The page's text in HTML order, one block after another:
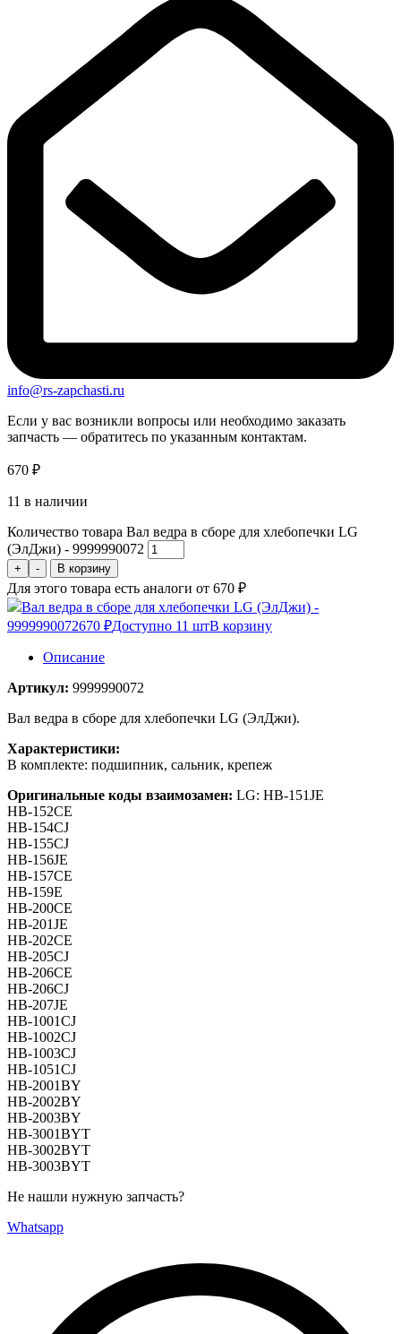
info@rs-zapchasti.ru
Если у вас возникли вопросы или необходимо заказать
запчасть — обратитесь по указанным контактам.
670 ₽
11 в наличии
Количество товара Вал ведра в сборе для хлебопечки LG
(ЭлДжи) - 9999990072
+ - В корзину
Для этого товара есть аналоги от 670 ₽
Вал ведра в сборе для хлебопечки LG (ЭлДжи) -
9999990072670 ₽Доступно 11 штВ корзину
Описание
Артикул: 9999990072
Вал ведра в сборе для хлебопечки LG (ЭлДжи).
Характеристики:
В комплекте: подшипник, сальник, крепеж
Оригинальные коды взаимозамен: LG: HB-151JE
HB-152CE
HB-154CJ
HB-155CJ
HB-156JE
HB-157CE
HB-159E
HB-200CE
HB-201JE
HB-202CE
HB-205CJ
HB-206CE
HB-206CJ
HB-207JE
HB-1001CJ
HB-1002CJ
HB-1003CJ
HB-1051CJ
HB-2001BY
HB-2002BY
HB-2003BY
HB-3001BYT
HB-3002BYT
HB-3003BYT
Не нашли нужную запчасть?
Whatsapp